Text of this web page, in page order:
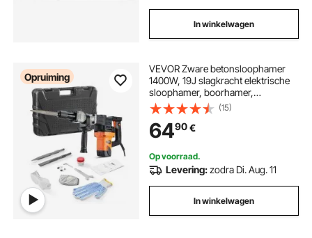
In winkelwagen
Opruiming
VEVOR Zware betonsloophamer
1400W, 19J slagkracht elektrische
sloophamer, boorhamer,
betonhamer, beitelhamer 2900
BPM, inclusief puntbeitel, platte
beitel, voor leisteen, beton, enz.
(15)
6490€
Op voorraad.
Levering:zodra Di. Aug. 11
In winkelwagen